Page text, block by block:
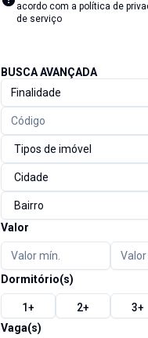
acordo com a política de
de serviço
BUSCA AVANÇADA
Finalidade
Tipos de imóvel
Cidade
Bairro
Valor
Dormitório(s)
1+ 2+ 3+
Vaga(s)